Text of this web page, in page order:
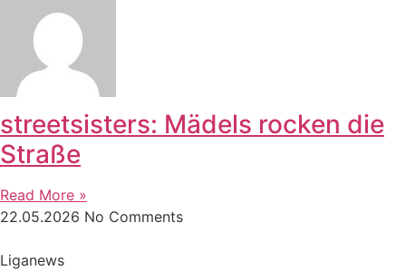
streetsisters: Mädels rocken die
Straße
Read More »
22.05.2026 No Comments
Liganews